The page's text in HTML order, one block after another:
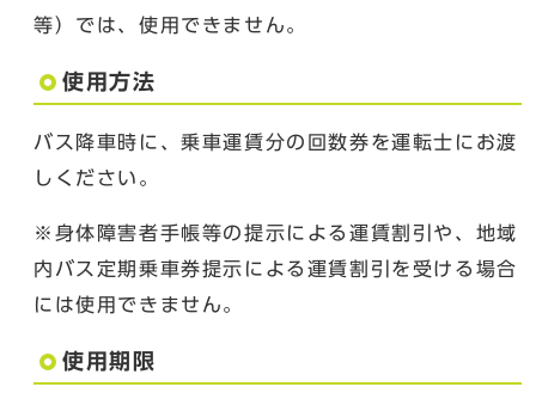
等）では、使用できません。
使用方法
バス降車時に、乗車運賃分の回数券を運転士にお渡
しください。
※身体障害者手帳等の提示による運賃割引や、地域
内バス定期乗車券提示による運賃割引を受ける場合
には使用できません。
使用期限